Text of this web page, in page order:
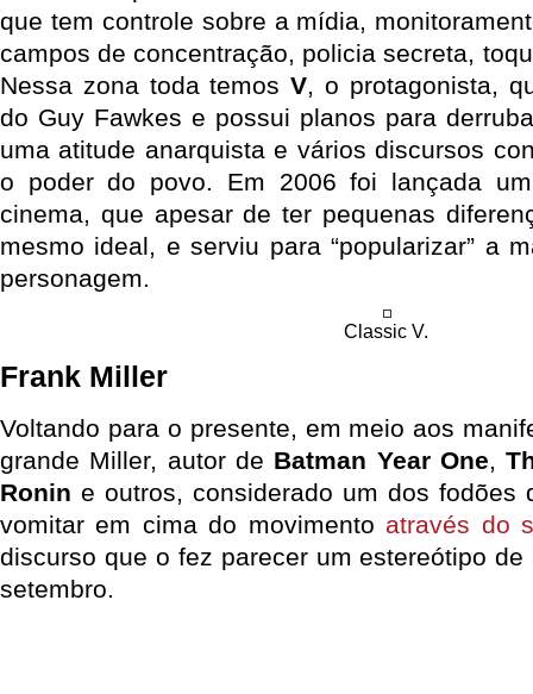
que tem controle sobre a mídia,
campos de concentração, policia secreta,
Nessa zona toda temosV, o protagonista,
do Guy Fawkes e possui planos para
uma atitude anarquista e vários discursos
o poder do povo. Em 2006 foi lançada
cinema, que apesar de ter pequenas
mesmo ideal, e serviu para “popularizar” a
personagem.
Classic V.
Frank Miller
Voltando para o presente, em meio aos
grande Miller, autor de Batman Year One,
Ronin e outros, considerado um dos fodões
vomitar em cima do movimento através do
discurso que o fez parecer um estereótipo
setembro.